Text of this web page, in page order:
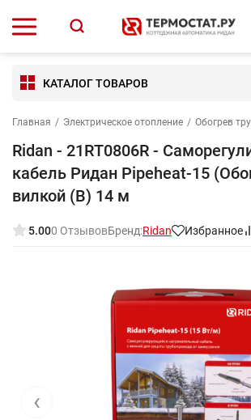
КАТАЛОГ ТОВАРОВ
Главная / Электрическое отопление / Обогрев
Ridan - 21RT0806R -
кабель Ридан Pipeheat-15
вилкой (B) 14 м
5.000 ОтзывовБренд:Ridan Избранное
‹